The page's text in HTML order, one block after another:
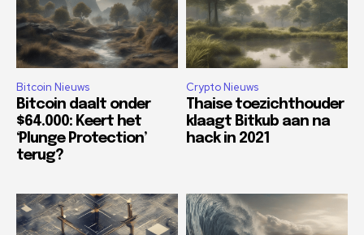
Bitcoin Nieuws
Bitcoin daalt onder
$64.000: Keert het
‘Plunge Protection’
terug?
Crypto Nieuws
Thaise toezichthouder
klaagt Bitkub aan na
hack in 2021